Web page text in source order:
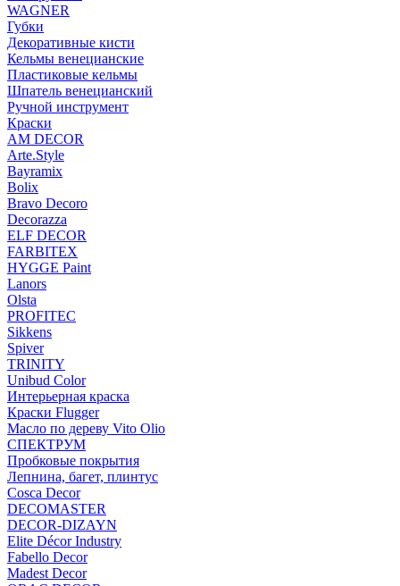
WAGNER
Губки
Декоративные кисти
Кельмы венецианские
Пластиковые кельмы
Шпатель венецианский
Ручной инструмент
Краски
AM DECOR
Arte.Style
Bayramix
Bolix
Bravo Decoro
Decorazza
ELF DECOR
FARBITEX
HYGGE Paint
Lanors
Olsta
PROFITEC
Sikkens
Spiver
TRINITY
Unibud Color
Интерьерная краска
Краски Flugger
Масло по дереву Vito Olio
СПЕКТРУМ
Пробковые покрытия
Лепнина, багет, плинтус
Cosca Decor
DECOMASTER
DECOR-DIZAYN
Elite Décor Industry
Fabello Decor
Madest Decor